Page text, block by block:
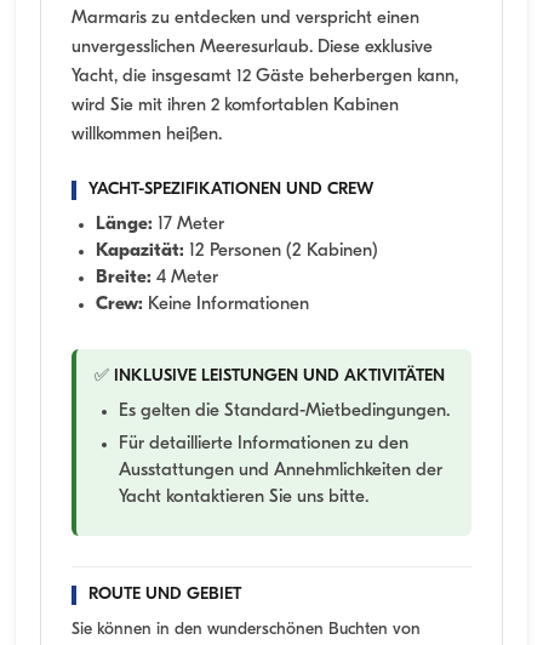
Marmaris zu entdecken und verspricht einen
unvergesslichen Meeresurlaub. Diese exklusive
Yacht, die insgesamt 12 Gäste beherbergen kann,
wird Sie mit ihren 2 komfortablen Kabinen
willkommen heißen.
YACHT-SPEZIFIKATIONEN UND CREW
Länge: 17 Meter
Kapazität: 12 Personen (2 Kabinen)
Breite: 4 Meter
Crew: Keine Informationen
✅ INKLUSIVE LEISTUNGEN UND AKTIVITÄTEN
Es gelten die Standard-Mietbedingungen.
Für detaillierte Informationen zu den
Ausstattungen und Annehmlichkeiten der
Yacht kontaktieren Sie uns bitte.
ROUTE UND GEBIET
Sie können in den wunderschönen Buchten von